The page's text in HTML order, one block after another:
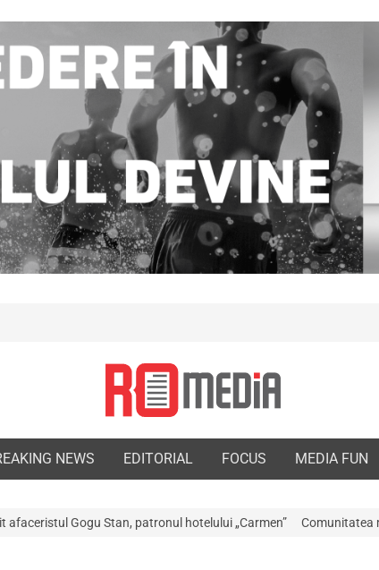
NEWS EDITORIAL FOCUS MEDIA FUN
patronul hotelului „Carmen” Comunitatea medicală a Argeșului